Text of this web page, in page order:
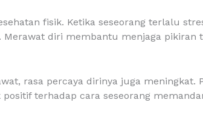
fisik. Ketika seseorang terlalu
diri membantu menjaga pikiran
rasa percaya dirinya juga meningkat.
terhadap cara seseorang